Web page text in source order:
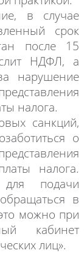
в случае
срок
после 15
НДФЛ, а
нарушение
налога.
санкций,
о
налога.
для подачи
в
можно при
кабинет
лиц».